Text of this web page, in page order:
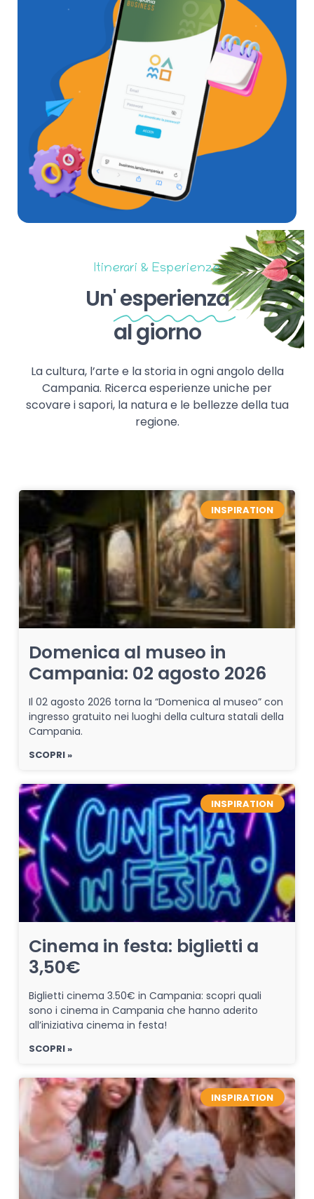
Itinerari & Esperienze
Un'esperienza
al giorno
La cultura, l’arte e la storia in ogni angolo della
Campania. Ricerca esperienze uniche per
scovare i sapori, la natura e le bellezze della tua
regione.
INSPIRATION
Domenica al museo in
Campania: 02 agosto 2026
Il 02 agosto 2026 torna la “Domenica al museo” con
ingresso gratuito nei luoghi della cultura statali della
Campania.
SCOPRI »
INSPIRATION
Cinema in festa: biglietti a
3,50€
Biglietti cinema 3.50€ in Campania: scopri quali
sono i cinema in Campania che hanno aderito
all’iniziativa cinema in festa!
SCOPRI »
INSPIRATION